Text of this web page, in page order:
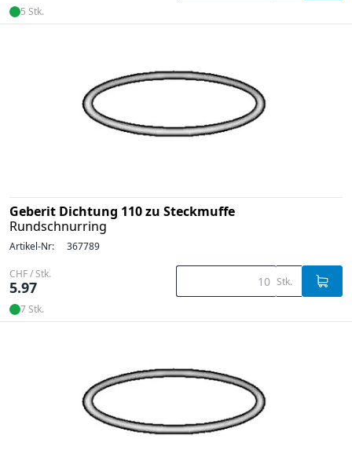
5 Stk.
Geberit Dichtung 110 zu Steckmuffe
Rundschnurring
Artikel-Nr: 367789
CHF / Stk.
5.97 Stk.
7 Stk.